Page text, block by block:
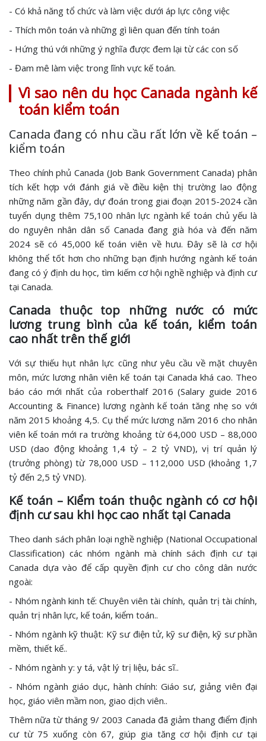
- Có khả năng tổ chức và làm việc dưới áp lực công việc
- Thích môn toán và những gì liên quan đến tính toán
- Hứng thú với những ý nghĩa được đem lại từ các con số
- Đam mê làm việc trong lĩnh vực kế toán.
Vì sao nên du học Canada ngành kế
toán kiểm toán
Canada đang có nhu cầu rất lớn về kế toán –
kiểm toán
Theo chính phủ Canada (Job Bank Government Canada) phân
tích kết hợp với đánh giá về điều kiện thị trường lao động
những năm gần đây, dự đoán trong giai đoạn 2015-2024 cần
tuyển dụng thêm 75,100 nhân lực ngành kế toán chủ yếu là
do nguyên nhân dân số Canada đang già hóa và đến năm
2024 sẽ có 45,000 kế toán viên về hưu. Đây sẽ là cơ hội
không thể tốt hơn cho những bạn định hướng ngành kế toán
đang có ý định du học, tìm kiếm cơ hội nghề nghiệp và định cư
tại Canada.
Canada thuộc top những nước có mức
lương trung bình của kế toán, kiểm toán
cao nhất trên thế giới
Với sự thiếu hụt nhân lực cũng như yêu cầu về mặt chuyên
môn, mức lương nhân viên kế toán tại Canada khá cao. Theo
báo cáo mới nhất của roberthalf 2016 (Salary guide 2016
Accounting & Finance) lương ngành kế toán tăng nhẹ so với
năm 2015 khoảng 4,5. Cụ thể mức lương năm 2016 cho nhân
viên kế toán mới ra trường khoảng từ 64,000 USD – 88,000
USD (dao động khoảng 1,4 tỷ – 2 tỷ VND), vị trí quản lý
(trưởng phòng) từ 78,000 USD – 112,000 USD (khoảng 1,7
tỷ đến 2,5 tỷ VND).
Kế toán – Kiểm toán thuộc ngành có cơ hội
định cư sau khi học cao nhất tại Canada
Theo danh sách phân loại nghề nghiệp (National Occupational
Classification) các nhóm ngành mà chính sách định cư tại
Canada dựa vào để cấp quyền định cư cho công dân nước
ngoài:
- Nhóm ngành kinh tế: Chuyên viên tài chính, quản trị tài chính,
quản trị nhân lực, kế toán, kiểm toán..
- Nhóm ngành kỹ thuật: Kỹ sư điện tử, kỹ sư điện, kỹ sư phần
mềm, thiết kế..
- Nhóm ngành y: y tá, vật lý trị liệu, bác sĩ..
- Nhóm ngành giáo dục, hành chính: Giáo sư, giảng viên đại
học, giáo viên mầm non, giao dịch viên..
Thêm nữa từ tháng 9/ 2003 Canada đã giảm thang điểm định
cư từ 75 xuống còn 67, giúp gia tăng cơ hội định cư tại